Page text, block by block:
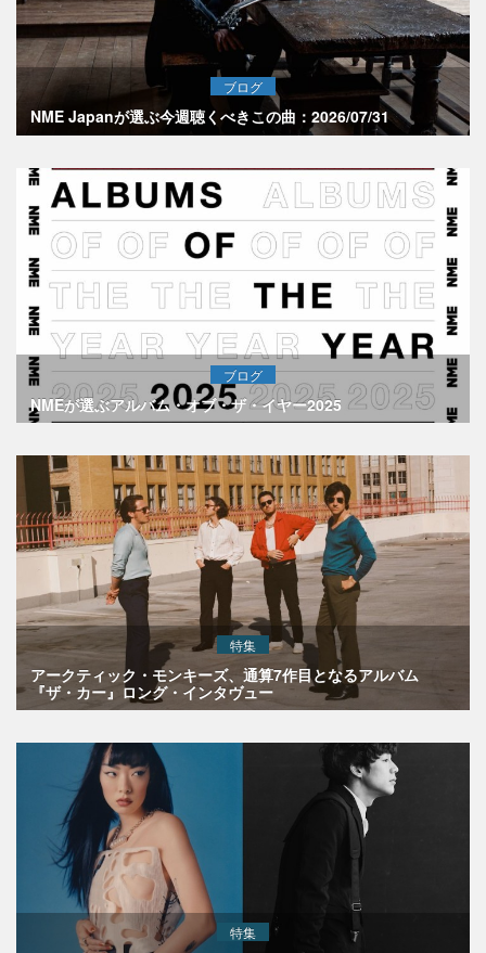
ブログ
NME Japanが選ぶ今週聴くべきこの曲：2026/07/31
ブログ
NMEが選ぶアルバム・オブ・ザ・イヤー2025
特集
アークティック・モンキーズ、通算7作目となるアルバム
『ザ・カー』ロング・インタヴュー
特集